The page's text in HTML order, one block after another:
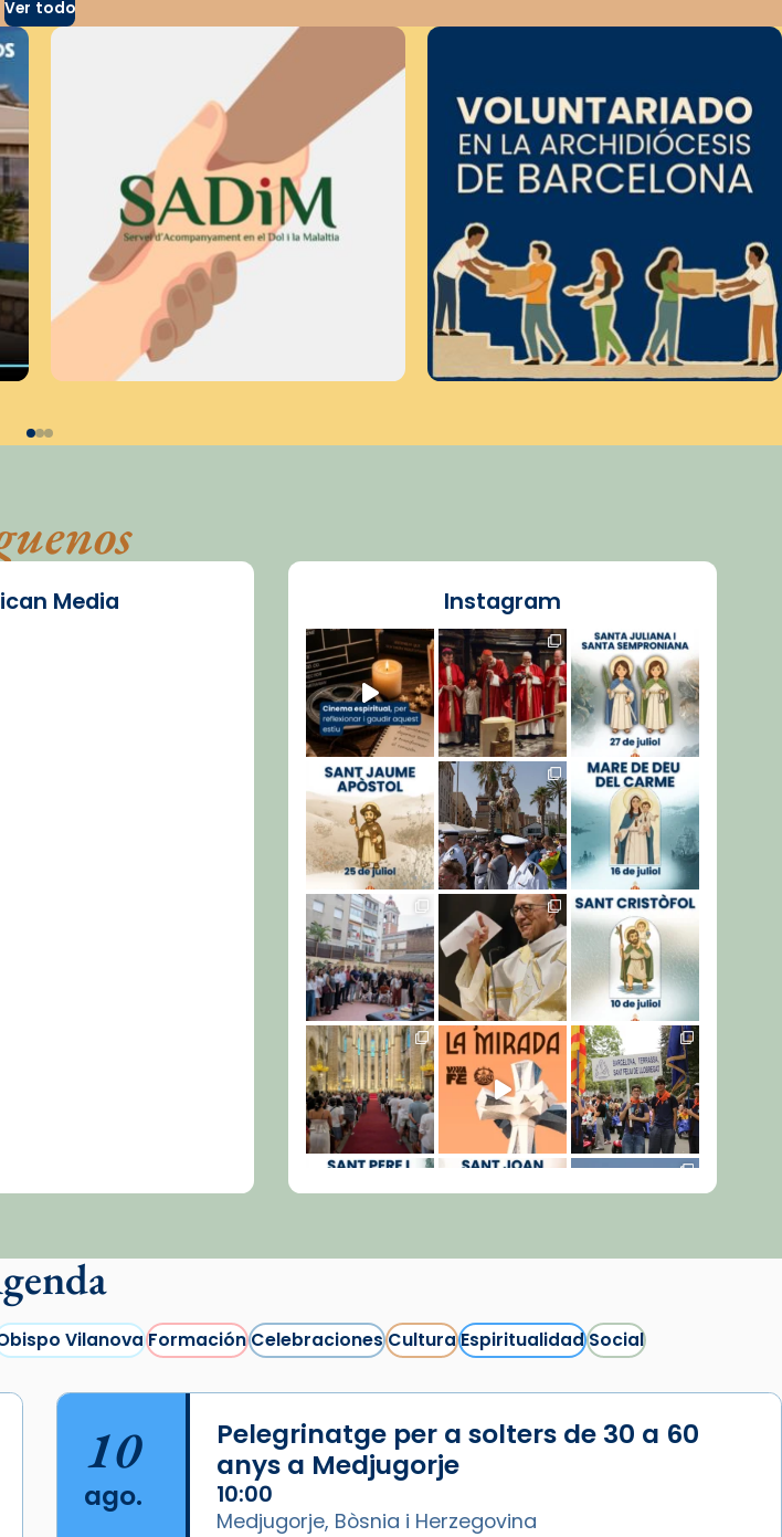
Ver todo
Media Instagram
Cargar más...
VilanovaFormaciónCelebracionesCulturaEspiritualidadSocial
10
ago.
Pelegrinatge per a solters de 30 a 60
anys a Medjugorje
10:00
Medjugorje, Bòsnia i Herzegovina